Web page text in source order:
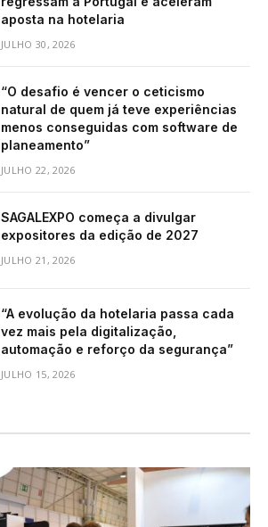
aposta na hotelaria
JULHO 30, 2026
“O desafio é vencer o ceticismo
natural de quem já teve experiências
menos conseguidas com software de
planeamento”
JULHO 22, 2026
SAGALEXPO começa a divulgar
expositores da edição de 2027
JULHO 21, 2026
“A evolução da hotelaria passa cada
vez mais pela digitalização,
automação e reforço da segurança”
JULHO 15, 2026